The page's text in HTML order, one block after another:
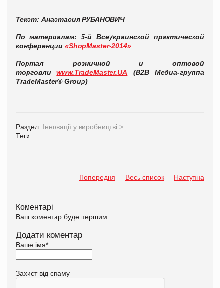
Текст: Анастасия РУБАНОВИЧ
По материалам:
5-й Всеукраинской практической
конференции «ShopMaster-2014»
Портал розничной и оптовой
торговли
www.TradeMaster.UA
(В2В Медиа-группа
TradeMaster® Group)
Раздел: Інновації у виробництві >
Теги:
Попередня Весь список Наступна
Коментарі
Ваш коментар буде першим.
Додати коментар
Ваше імя*
Захист від спаму